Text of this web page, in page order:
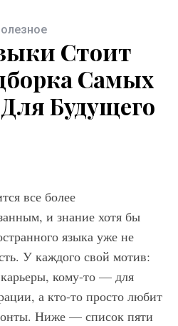
Стоит
Самых
Будущего
все более
и знание хотя бы
языка уже не
У каждого свой мотив:
кому-то — для
а кто-то просто любит
Ниже — список пяти